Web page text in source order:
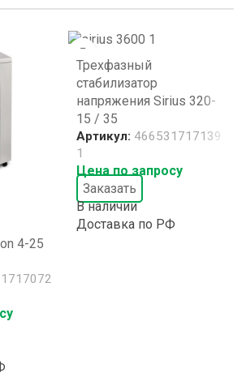
4-25
Трехфазный
стабилизатор
напряжения Sirius 320-
15 / 35
Артикул: 466531717139
1
Цена по запросу
Заказать
В наличии
Доставка по РФ